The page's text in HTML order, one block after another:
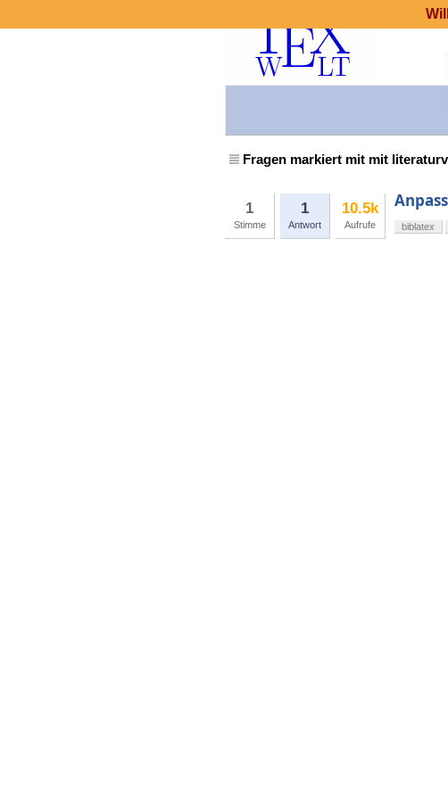
Fragen markiert mit mit
1
Stimme
1
Antwort
10.5k
Aufrufe biblatex